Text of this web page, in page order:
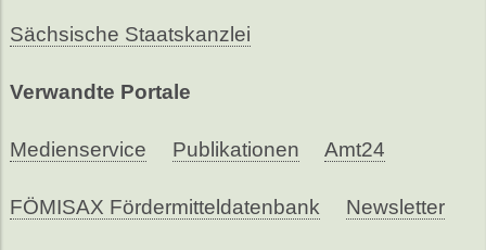
Sächsische Staatskanzlei
Verwandte Portale
Medienservice Publikationen Amt24
FÖMISAX Fördermitteldatenbank Newsletter